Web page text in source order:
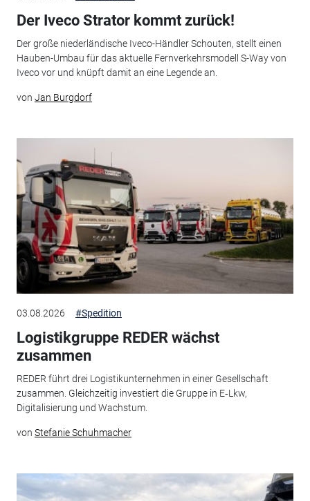
Der Iveco Strator kommt zurück!
Der große niederländische Iveco-Händler Schouten, stellt einen
Hauben-Umbau für das aktuelle Fernverkehrsmodell S-Way von
Iveco vor und knüpft damit an eine Legende an.
von Jan Burgdorf
03.08.2026 #Spedition
Logistikgruppe REDER wächst
zusammen
REDER führt drei Logistikunternehmen in einer Gesellschaft
zusammen. Gleichzeitig investiert die Gruppe in E‑Lkw,
Digitalisierung und Wachstum.
von Stefanie Schuhmacher